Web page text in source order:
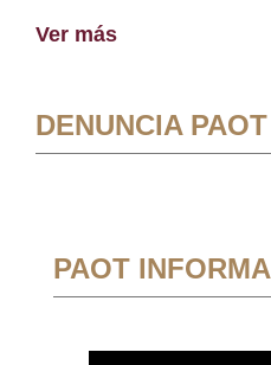
Ver más
DENUNCIA PAOT
PAOT INFORMA